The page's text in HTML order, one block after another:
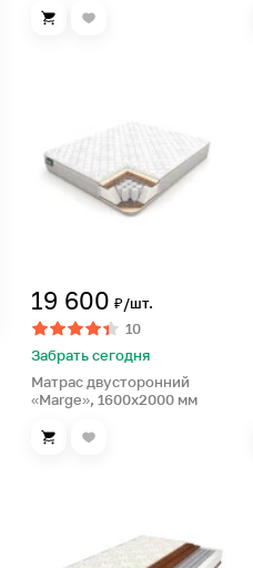
19 600 ₽/шт.
10
Забрать сегодня
Матрас двусторонний
«Marge», 1600х2000 мм